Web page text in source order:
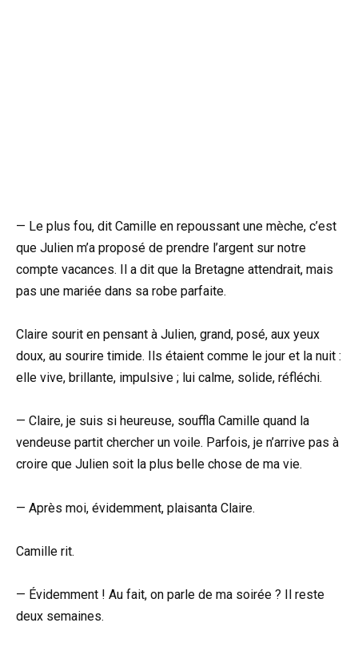
— Le plus fou, dit Camille en repoussant une mèche, c’est
que Julien m’a proposé de prendre l’argent sur notre
compte vacances. Il a dit que la Bretagne attendrait, mais
pas une mariée dans sa robe parfaite.
Claire sourit en pensant à Julien, grand, posé, aux yeux
doux, au sourire timide. Ils étaient comme le jour et la nuit :
elle vive, brillante, impulsive ; lui calme, solide, réfléchi.
— Claire, je suis si heureuse, souffla Camille quand la
vendeuse partit chercher un voile. Parfois, je n’arrive pas à
croire que Julien soit la plus belle chose de ma vie.
— Après moi, évidemment, plaisanta Claire.
Camille rit.
— Évidemment ! Au fait, on parle de ma soirée ? Il reste
deux semaines.